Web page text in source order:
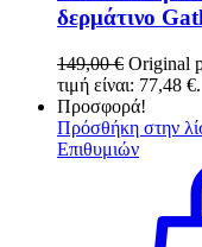
δερμάτινο
149,00€ Original
τιμή είναι: 77,48 €.
Προσφορά!
Πρόσθήκη στην
Επιθυμιών